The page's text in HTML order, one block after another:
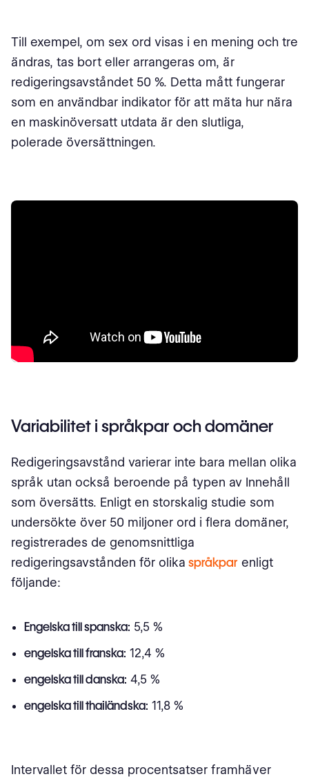
Till exempel, om sex ord visas i en mening och tre
ändras, tas bort eller arrangeras om, är
redigeringsavståndet 50 %. Detta mått fungerar
som en användbar indikator för att mäta hur nära
en maskinöversatt utdata är den slutliga,
polerade översättningen.
Variabilitet i språkpar och domäner
Redigeringsavstånd varierar inte bara mellan olika
språk utan också beroende på typen av Innehåll
som översätts. Enligt en storskalig studie som
undersökte över 50 miljoner ord i flera domäner,
registrerades de genomsnittliga
redigeringsavstånden för olika språkpar enligt
följande:
Engelska till spanska: 5,5 %
engelska till franska: 12,4 %
engelska till danska: 4,5 %
engelska till thailändska: 11,8 %
Intervallet för dessa procentsatser framhäver